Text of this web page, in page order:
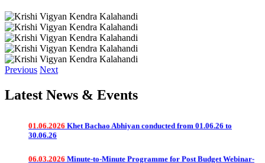
ରକ୍ଷା କରିବା ପାଇଁ ଉପଯୁକ୍ତ ସମୟରେ ଟୀକାକରଣ କରନ୍ତୁ
------------------------
ଦୀର୍ଘଦିନ ଧରି ଜିଲ୍ଲାରେ ପାଗ ଶୁଖିଲା ରହିଥିବାରୁ ଚାଷୀଭାଇମାନେ ଜମିରେ
ବତର ପ୍ରତି ଧ୍ୟାନ ଦିଅନ୍ତୁ ଏବଂ ଛିଡା ହେଇଥିବା ଫସଲ ଯଥା ମୁଗ, ବିରି,
ଚିନାବାଦାମ, ବୁଟ, ମଟର, ମକା ଇତ୍ୟାଦିରେ ପାଣିର ଅଭାବକୁ ଏଡ଼ାଇବା
ପାଇଁ ଆବଶ୍ୟକ ମତେ ଜଳସେଚନର ବ୍ୟବସ୍ଥା କରନ୍ତୁ
ବାଇଗଣରେ ଧଳା ମାଛି ନିୟନ୍ତ୍ରଣ ପାଇଁ ଅଙ୍ଗୀୟ ଅବସ୍ଥାରେ ଏକର
ପ୍ରତି ୮-୧୦ ଟି ଅଠା ଲାଗିଥିବା ହଳଦିଆ ଯନ୍ତା ବ୍ୟବହାର କରନ୍ତୁ ।
କୀଟନାଶକ (ଅଯାଡିରାକଟିନ ୧୫୦୦ ପିପିଏମ୍ )କୁ ପ୍ରତି ୧୦ ଲିଟର
ପାଣିରେ ମିଶାଇ ସିଞ୍ଚନ କରନ୍ତୁ।
ଧାନ ଫସଲରେ ଏକର ପିଛା ରୋଇବାର ୮ ରୁ ୧୦ ଦିନ ମଧ୍ୟରେ ୧୦୦
Previous Next
Latest News & Events
01.08.2026ଲଘୁଚାପ ଜନିତ ମାତ୍ରାଧିକ ବୃଷ୍ଟିପାତ ଓ ସାମ୍ପ୍ରତିକ ବନ୍ୟା
ପରିପ୍ରେକ୍ଷୀରେ ଫସଲ ପରିଚାଳନା ପାଇଁ ପରାମର୍ଶ
30.06.26
2026 address by Hon'ble PM on dt.06.03.2026